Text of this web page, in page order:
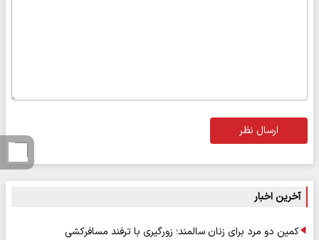
ارسال نظر
آخرین اخبار
کمین دو مرد برای زنان سالمند؛ زورگیری با ترفند مسافرکشی